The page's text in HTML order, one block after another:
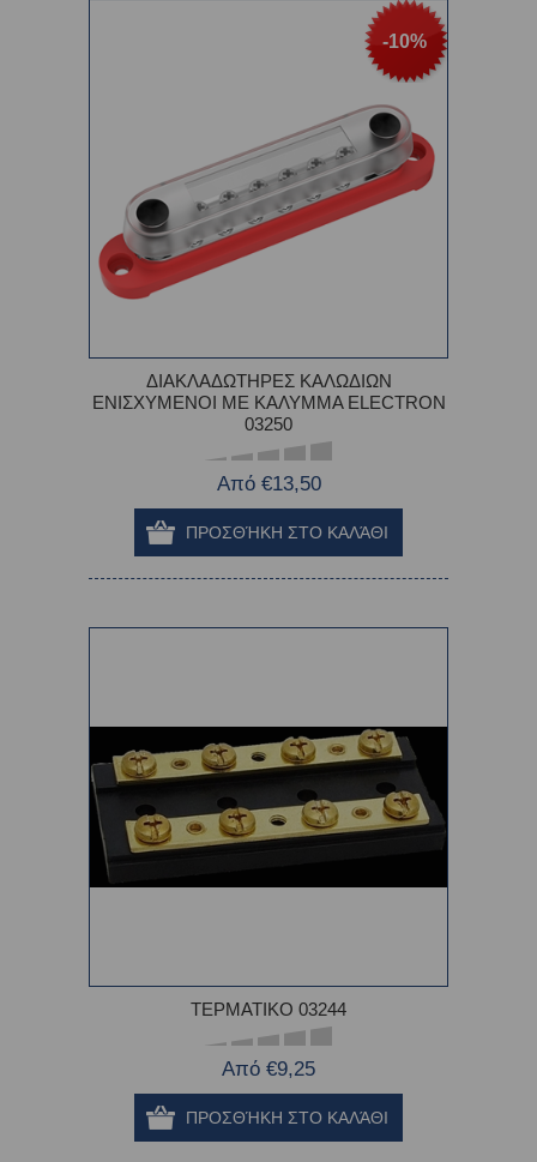
-10%
ΔΙΑΚΛΑΔΩΤΗΡEΣ ΚΑΛΩΔΙΩΝ
ΕΝΙΣΧΥΜΕΝΟI ΜΕ ΚΑΛΥΜΜΑ ELECTRON
03250
Από €13,50
ΤΕΡΜΑΤΙΚΟ 03244
Από €9,25